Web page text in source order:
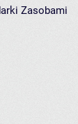
Zasobami